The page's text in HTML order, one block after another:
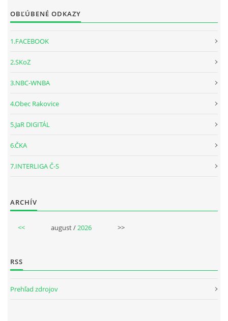
OBĽÚBENÉ ODKAZY
1.FACEBOOK
2.SKoZ
3.NBC-WNBA
4.Obec Rakovice
5.JaR DIGITÁL
6.ČKA
7.INTERLIGA Č-S
ARCHÍV
<< august /2026 >>
RSS
Prehľad zdrojov